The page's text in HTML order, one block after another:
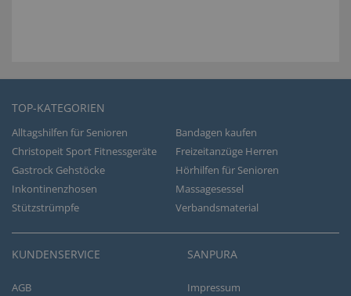
TOP-KATEGORIEN
Alltagshilfen für Senioren
Bandagen kaufen
Christopeit Sport Fitnessgeräte
Freizeitanzüge Herren
Gastrock Gehstöcke
Hörhilfen für Senioren
Inkontinenzhosen
Massagesessel
Stützstrümpfe
Verbandsmaterial
KUNDENSERVICE
AGB
SANPURA
Impressum